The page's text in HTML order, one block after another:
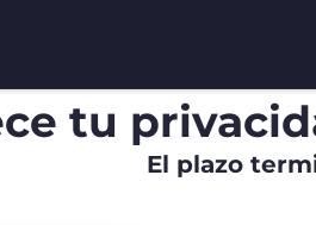
tu
El plazo